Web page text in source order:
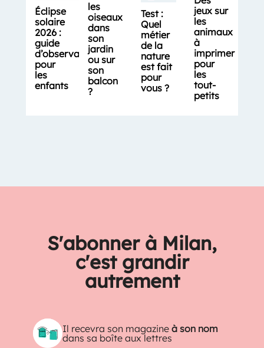
Éclipse
solaire
2026 :
guide
d’observation
pour
les
enfants
les
oiseaux
dans
son
jardin
ou sur
son
balcon
?
Test :
Quel
métier
de la
nature
est fait
pour
vous ?
jeux sur
les
animaux
à
imprimer
pour
les
tout-
petits
S'abonner à Milan,
c'est grandir
autrement
Il recevra son magazineà son nom
dans sa boîte aux lettres